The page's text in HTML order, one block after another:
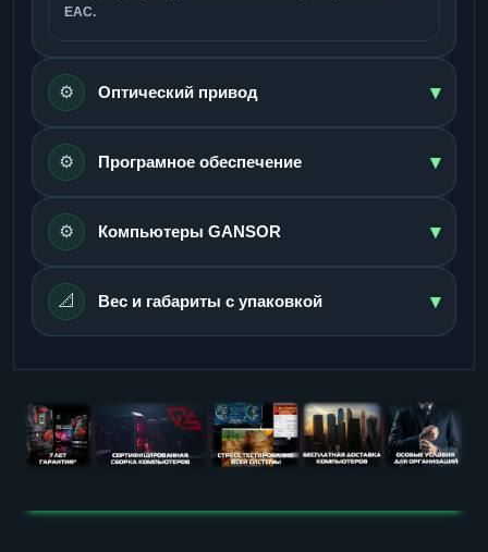
ЕАС.
⚙️ Оптический привод ▾
⚙️ Програмное обеспечение ▾
⚙️ Компьютеры GANSOR ▾
📐 Вес и габариты с упаковкой ▾